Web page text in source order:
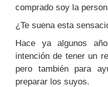
comprado soy la
¿Te suena esta
Hace ya algunos
intención de tener un
pero también para
preparar los suyos.